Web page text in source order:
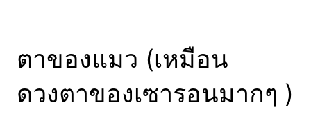
ตาของแมว (เหมือน
ดวงตาของเซารอนมากๆ )